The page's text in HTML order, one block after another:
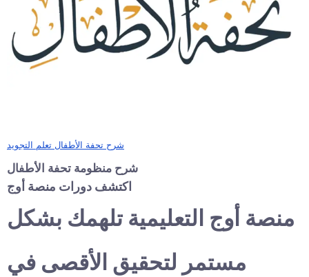
شرح تحفة الأطفال تعلم التجويد
شرح منظومة تحفة الأطفال
اكتشف دورات منصة أوج
منصة أوج التعليمية تلهمك بشكل
مستمر لتحقيق الأقصى في